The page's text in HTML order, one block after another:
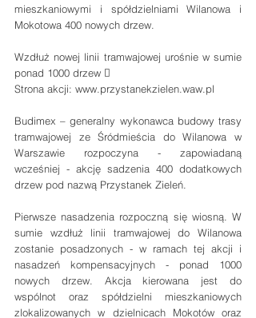
mieszkaniowymi i spółdzielniami Wilanowa i
Mokotowa 400 nowych drzew.
Wzdłuż nowej linii tramwajowej urośnie w sumie
ponad 1000 drzew 
Strona akcji: www.przystanekzielen.waw.pl
Budimex – generalny wykonawca budowy trasy
tramwajowej ze Śródmieścia do Wilanowa w
Warszawie rozpoczyna - zapowiadaną
wcześniej - akcję sadzenia 400 dodatkowych
drzew pod nazwą Przystanek Zieleń.
Pierwsze nasadzenia rozpoczną się wiosną. W
sumie wzdłuż linii tramwajowej do Wilanowa
zostanie posadzonych - w ramach tej akcji i
nasadzeń kompensacyjnych - ponad 1000
nowych drzew. Akcja kierowana jest do
wspólnot oraz spółdzielni mieszkaniowych
zlokalizowanych w dzielnicach Mokotów oraz